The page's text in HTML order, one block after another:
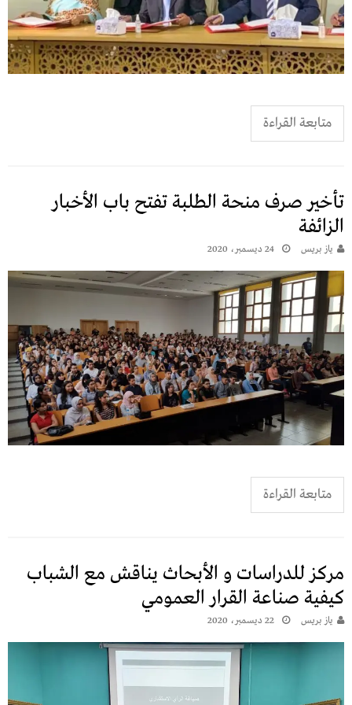
متابعة القراءة
تأخير صرف منحة الطلبة تفتح باب الأخبار
الزائفة
يـاز بريـس 24 ديسمبر، 2020
متابعة القراءة
مركز للدراسات و الأبحاث يناقش مع الشباب
كيفية صناعة القرار العمومي
يـاز بريـس 22 ديسمبر، 2020